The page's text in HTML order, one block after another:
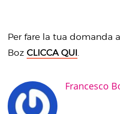
Per fare la tua domanda
Boz CLICCA QUI.
Francesco